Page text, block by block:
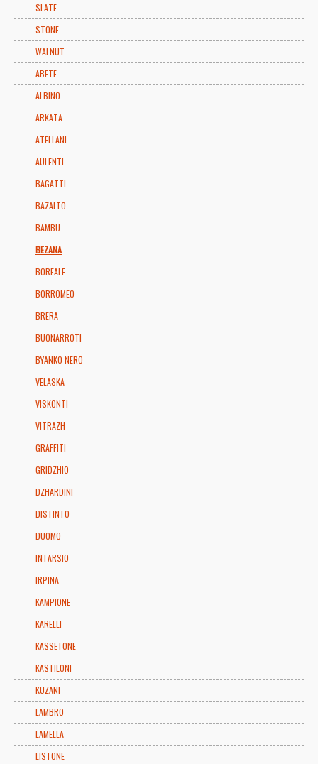
SLATE
STONE
WALNUT
ABETE
ALBINO
ARKATA
ATELLANI
AULENTI
BAGATTI
BAZALTO
BAMBU
BEZANA
BOREALE
BORROMEO
BRERA
BUONARROTI
BYANKO NERO
VELASKA
VISKONTI
VITRAZH
GRAFFITI
GRIDZHIO
DZHARDINI
DISTINTO
DUOMO
INTARSIO
IRPINA
KAMPIONE
KARELLI
KASSETONE
KASTILONI
KUZANI
LAMBRO
LAMELLA
LISTONE